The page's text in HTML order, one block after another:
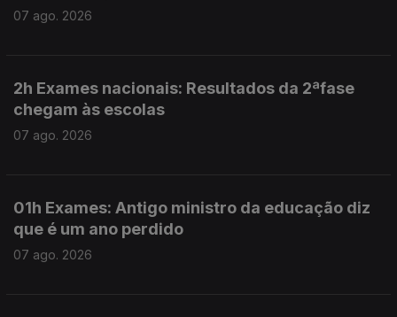
07 ago. 2026
2h Exames nacionais: Resultados da 2ªfase
chegam às escolas
07 ago. 2026
01h Exames: Antigo ministro da educação diz
que é um ano perdido
07 ago. 2026